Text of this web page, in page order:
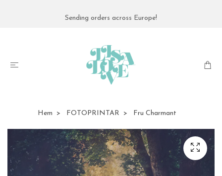
Sending orders across Europe!
Hem FOTOPRINTAR Fru Charmant